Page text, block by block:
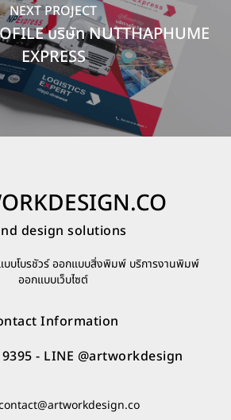
NEXT PROJECT
บริษัท NUTTHAPHUME
EXPRESS
design solutions
บบโบรชัวร์ ออกแบบสิ่งพิมพ์ บริการงานพิมพ์
ออกแบบเว็บไซต์
Information
- LINE @artworkdesign